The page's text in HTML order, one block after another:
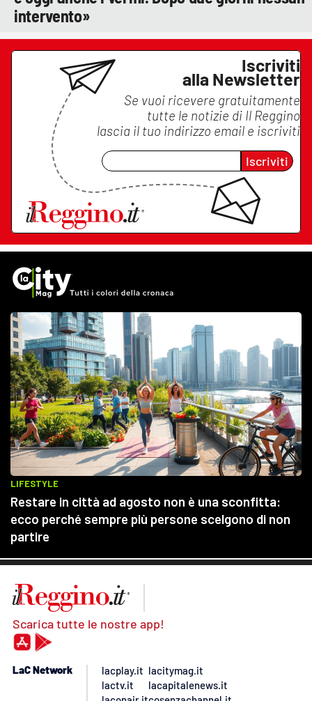
intervento»
Iscriviti
alla Newsletter
Se vuoi ricevere gratuitamente
tutte le notizie di Il Reggino
lascia il tuo indirizzo email e iscriviti
Iscriviti
Scarica tutte le nostre app!
LaC Network
lacplay.it
lactv.it
lacitymag.it
lacapitalenews.it